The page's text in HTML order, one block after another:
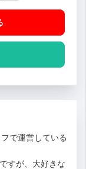
で運営している
すが、大好きな